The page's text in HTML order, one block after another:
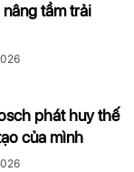
tầm trải
phát huy thế
của mình